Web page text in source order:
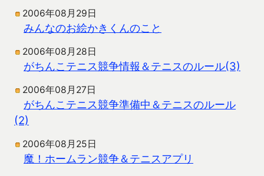
2006年08月29日
みんなのお絵かきくんのこと
2006年08月28日
がちんこテニス競争情報＆テニスのルール(3)
2006年08月27日
がちんこテニス競争準備中＆テニスのルール
(2)
2006年08月25日
魔！ホームラン競争＆テニスアプリ